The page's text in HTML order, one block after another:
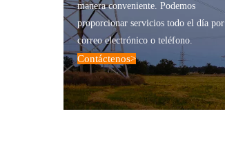
manera conveniente. Podemos
proporcionar servicios todo el día por
correo electrónico o teléfono.
Contáctenos>